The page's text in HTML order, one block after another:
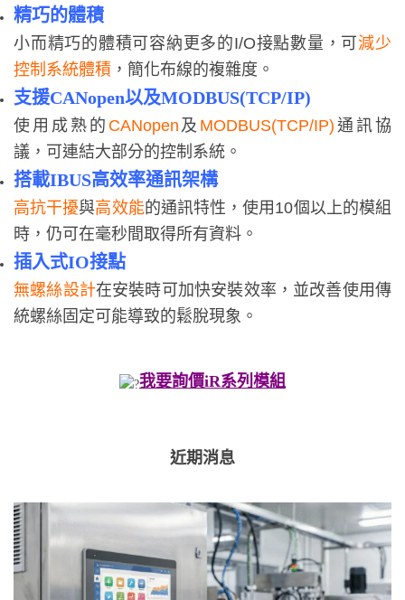
精巧的體積
小而精巧的體積可容納更多的I/O接點數量，可減少
控制系統體積 ，簡化布線的複雜度。
支援CANopen以及MODBUS(TCP/IP)
使用成熟的 CANopen 及 MODBUS(TCP/IP) 通訊協
議，可連結大部分的控制系統。
搭載IBUS高效率通訊架構
高抗干擾與高效能的通訊特性，使用10個以上的模組
時，仍可在毫秒間取得所有資料。
插入式IO接點
無螺絲設計在安裝時可加快安裝效率，並改善使用傳
統螺絲固定可能導致的鬆脫現象。
我要詢價iR系列模組
近期消息